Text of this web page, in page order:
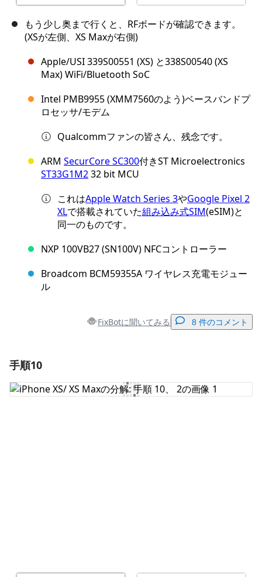
もう少し奥まで行くと、RFボードが確認できます。
(XSが左側、XS Maxが右側)
Apple/USI 339S00551 (XS) と338S00540 (XS
Max) WiFi/Bluetooth SoC
Intel PMB9955 (XMM7560のよう)ベースバンドプ
ロセッサ/モデム
Qualcommファンの皆さん、残念です。
ARM SecurCore SC300付きST Microelectronics
ST33G1M232 bit MCU
これはApple Watch Series 3やGoogle Pixel 2
XLで搭載されていた組み込み式SIM(eSIM)と
同一のものです。
NXP 100VB27 (SN100V) NFCコントローラー
Broadcom BCM59355A ワイヤレス充電モジュー
ル
FixBotに聞いてみる 8 件のコメント
コメントを追加
手順10